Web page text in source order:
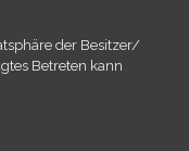
der Besitzer/​
Betreten kann